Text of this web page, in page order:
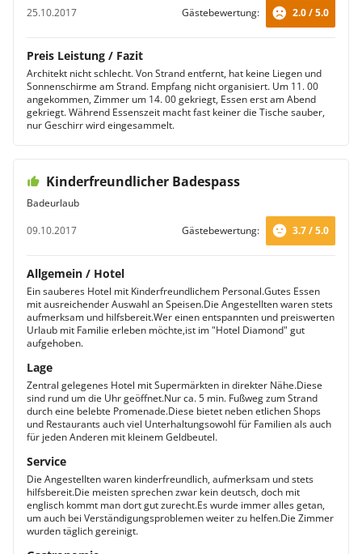
25.10.2017
Gästebewertung: 2.0 / 5.0
Preis Leistung / Fazit
Architekt nicht schlecht. Von Strand entfernt, hat keine Liegen und
Sonnenschirme am Strand. Empfang nicht organisiert. Um 11. 00
angekommen, Zimmer um 14. 00 gekriegt, Essen erst am Abend
gekriegt. Während Essenszeit macht fast keiner die Tische sauber,
nur Geschirr wird eingesammelt.
Kinderfreundlicher Badespass
Badeurlaub
09.10.2017
Gästebewertung: 3.7 / 5.0
Allgemein / Hotel
Ein sauberes Hotel mit Kinderfreundlichem Personal.Gutes Essen
mit ausreichender Auswahl an Speisen.Die Angestellten waren stets
aufmerksam und hilfsbereit.Wer einen entspannten und preiswerten
Urlaub mit Familie erleben möchte,ist im "Hotel Diamond" gut
aufgehoben.
Lage
Zentral gelegenes Hotel mit Supermärkten in direkter Nähe.Diese
sind rund um die Uhr geöffnet.Nur ca. 5 min. Fußweg zum Strand
durch eine belebte Promenade.Diese bietet neben etlichen Shops
und Restaurants auch viel Unterhaltungsowohl für Familien als auch
für jeden Anderen mit kleinem Geldbeutel.
Service
Die Angestellten waren kinderfreundlich, aufmerksam und stets
hilfsbereit.Die meisten sprechen zwar kein deutsch, doch mit
englisch kommt man dort gut zurecht.Es wurde immer alles getan,
um auch bei Verständigungsproblemen weiter zu helfen.Die Zimmer
wurden täglich gereinigt.